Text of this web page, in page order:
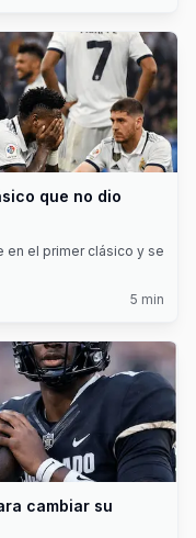
que no dio
en el primer clásico y se
5 min
cambiar su